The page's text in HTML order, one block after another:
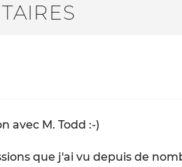
avec M. Todd :-)
que j'ai vu depuis de